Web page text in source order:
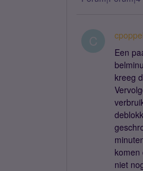
C
Een
kreeg
komen
niet